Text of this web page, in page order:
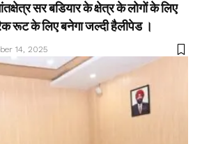
सर बडियार के क्षेत्र के लोगों के लिए
रूट के लिए बनेगा जल्दी हैलीपेड ।
14, 2025